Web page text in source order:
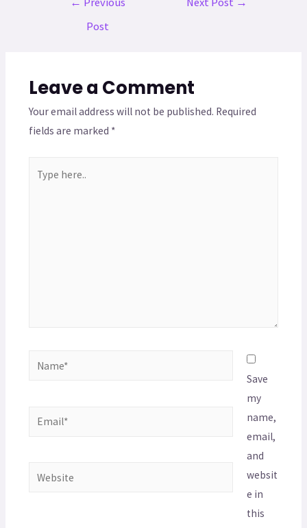
Post
Leave a Comment
Your email address will not be published. Required
fields are marked *
Save
my
name,
email,
and
websit
e in
this